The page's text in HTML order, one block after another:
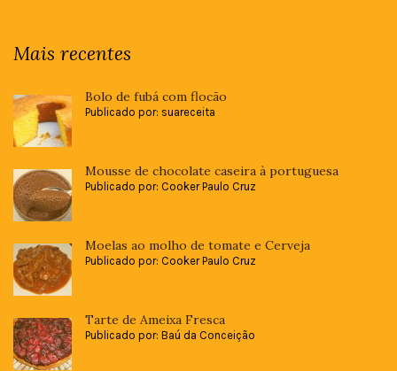
Mais recentes
Bolo de fubá com flocão
Publicado por: suareceita
Mousse de chocolate caseira à portuguesa
Publicado por: Cooker Paulo Cruz
Moelas ao molho de tomate e Cerveja
Publicado por: Cooker Paulo Cruz
Tarte de Ameixa Fresca
Publicado por: Baú da Conceição